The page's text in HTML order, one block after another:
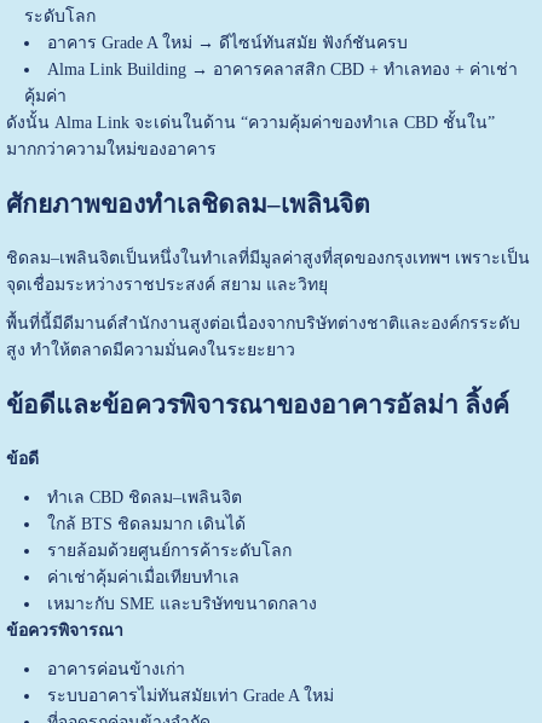
ระดับโลก
อาคาร Grade A ใหม่ → ดีไซน์ทันสมัย ฟังก์ชันครบ
Alma Link Building → อาคารคลาสสิก CBD + ทำเลทอง + ค่าเช่า
คุ้มค่า
ดังนั้น Alma Link จะเด่นในด้าน “ความคุ้มค่าของทำเล CBD ชั้นใน”
มากกว่าความใหม่ของอาคาร
ศักยภาพของทำเลชิดลม–เพลินจิต
ชิดลม–เพลินจิตเป็นหนึ่งในทำเลที่มีมูลค่าสูงที่สุดของกรุงเทพฯ เพราะเป็น
จุดเชื่อมระหว่างราชประสงค์ สยาม และวิทยุ
พื้นที่นี้มีดีมานด์สำนักงานสูงต่อเนื่องจากบริษัทต่างชาติและองค์กรระดับ
สูง ทำให้ตลาดมีความมั่นคงในระยะยาว
ข้อดีและข้อควรพิจารณาของอาคารอัลม่า ลิ้งค์
ข้อดี
ทำเล CBD ชิดลม–เพลินจิต
ใกล้ BTS ชิดลมมาก เดินได้
รายล้อมด้วยศูนย์การค้าระดับโลก
ค่าเช่าคุ้มค่าเมื่อเทียบทำเล
เหมาะกับ SME และบริษัทขนาดกลาง
ข้อควรพิจารณา
อาคารค่อนข้างเก่า
ระบบอาคารไม่ทันสมัยเท่า Grade A ใหม่